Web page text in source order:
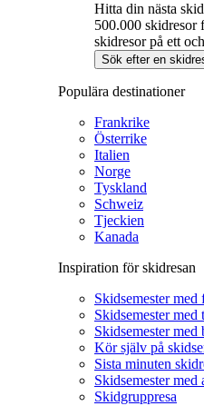
Hitta din nästa
500.000 skidresor
skidresor på ett
Sök efter en
Populära destinationer
Frankrike
Österrike
Italien
Norge
Tyskland
Schweiz
Tjeckien
Kanada
Inspiration för skidresan
Skidsemester med
Skidsemester med
Skidsemester med
Kör själv på
Sista minuten
Skidsemester
Skidgruppresa